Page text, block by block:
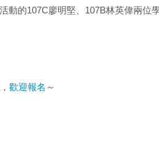
動的107C廖明堅、107B林英偉兩位
歡迎報名 ～